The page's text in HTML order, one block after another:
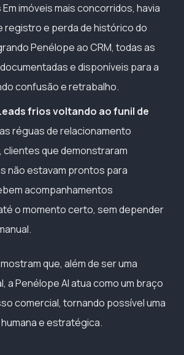
Em imóveis mais concorridos, havia
registro e perda de histórico do
Penélope ao CRM, todas as
e disponíveis para a
confusão e retrabalho.
frios voltando ao funil de
réguas de relacionamento
que demonstraram
não estavam prontos para
acompanhamentos
o momento certo, sem depender
que, além de ser uma
a Penélope AI atua como um braço
comercial, tornando possível uma
e estratégica.